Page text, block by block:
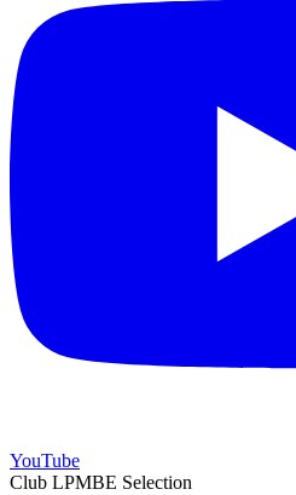
YouTube
Club LPMBE Selection